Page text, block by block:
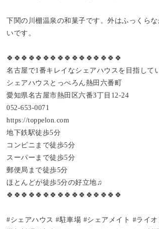
下関の川棚温泉の和菓子です。外はふっくら
いです。
🍀🍀🍀🍀🍀🍀🍀🍀🍀🍀🍀🍀🍀🍀🍀🍀
名古屋で1番キレイなシェアハウスを目指して
シェアハウスとっぺろん熱田六番町
愛知県名古屋市熱田区六番3丁目12-24
052-653-0071
https://toppelon.com
地下鉄駅徒歩5分
コンビニまで徒歩5分
スーパーまで徒歩5分
郵便局まで徒歩5分
ほとんどが徒歩5分の好立地♫
🍀🍀🍀🍀🍀🍀🍀🍀🍀🍀🍀🍀🍀🍀🍀🍀
#シェアハウス #駐車場 #シェアメイト #ライ